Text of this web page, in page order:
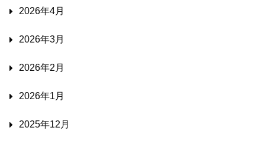
2026年4月
2026年3月
2026年2月
2026年1月
2025年12月